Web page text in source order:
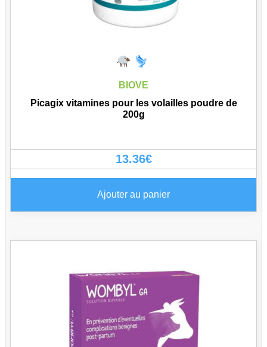
BIOVE
Picagix vitamines pour les volailles poudre de
200g
13.36€
Ajouter au panier